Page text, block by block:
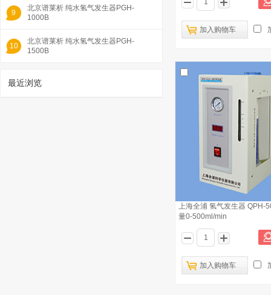
9
北京谱莱析 纯水氢气发生器PGH-
1000B
10
北京谱莱析 纯水氢气发生器PGH-
1500B
最近浏览
加入购物车
上海全浦 氢气发生器 QPH-
量0-500ml/min
加入购物车